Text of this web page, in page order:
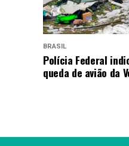
BRASIL
Polícia Federal
queda de avião da